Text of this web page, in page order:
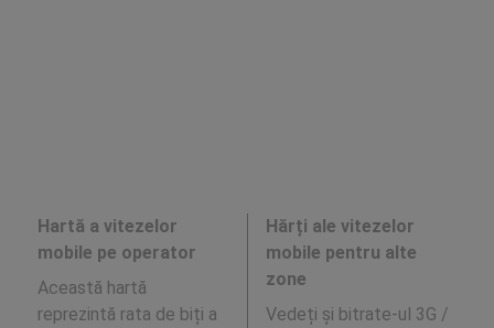
Hartă a vitezelor
mobile pe operator
Această hartă
reprezintă rata de biți a
Hărți ale vitezelor
mobile pentru alte
zone
Vedeți și bitrate-ul 3G /